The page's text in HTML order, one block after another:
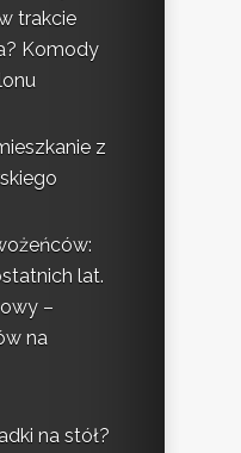
trakcie
Komody
z
lat.
–
na
na stół?